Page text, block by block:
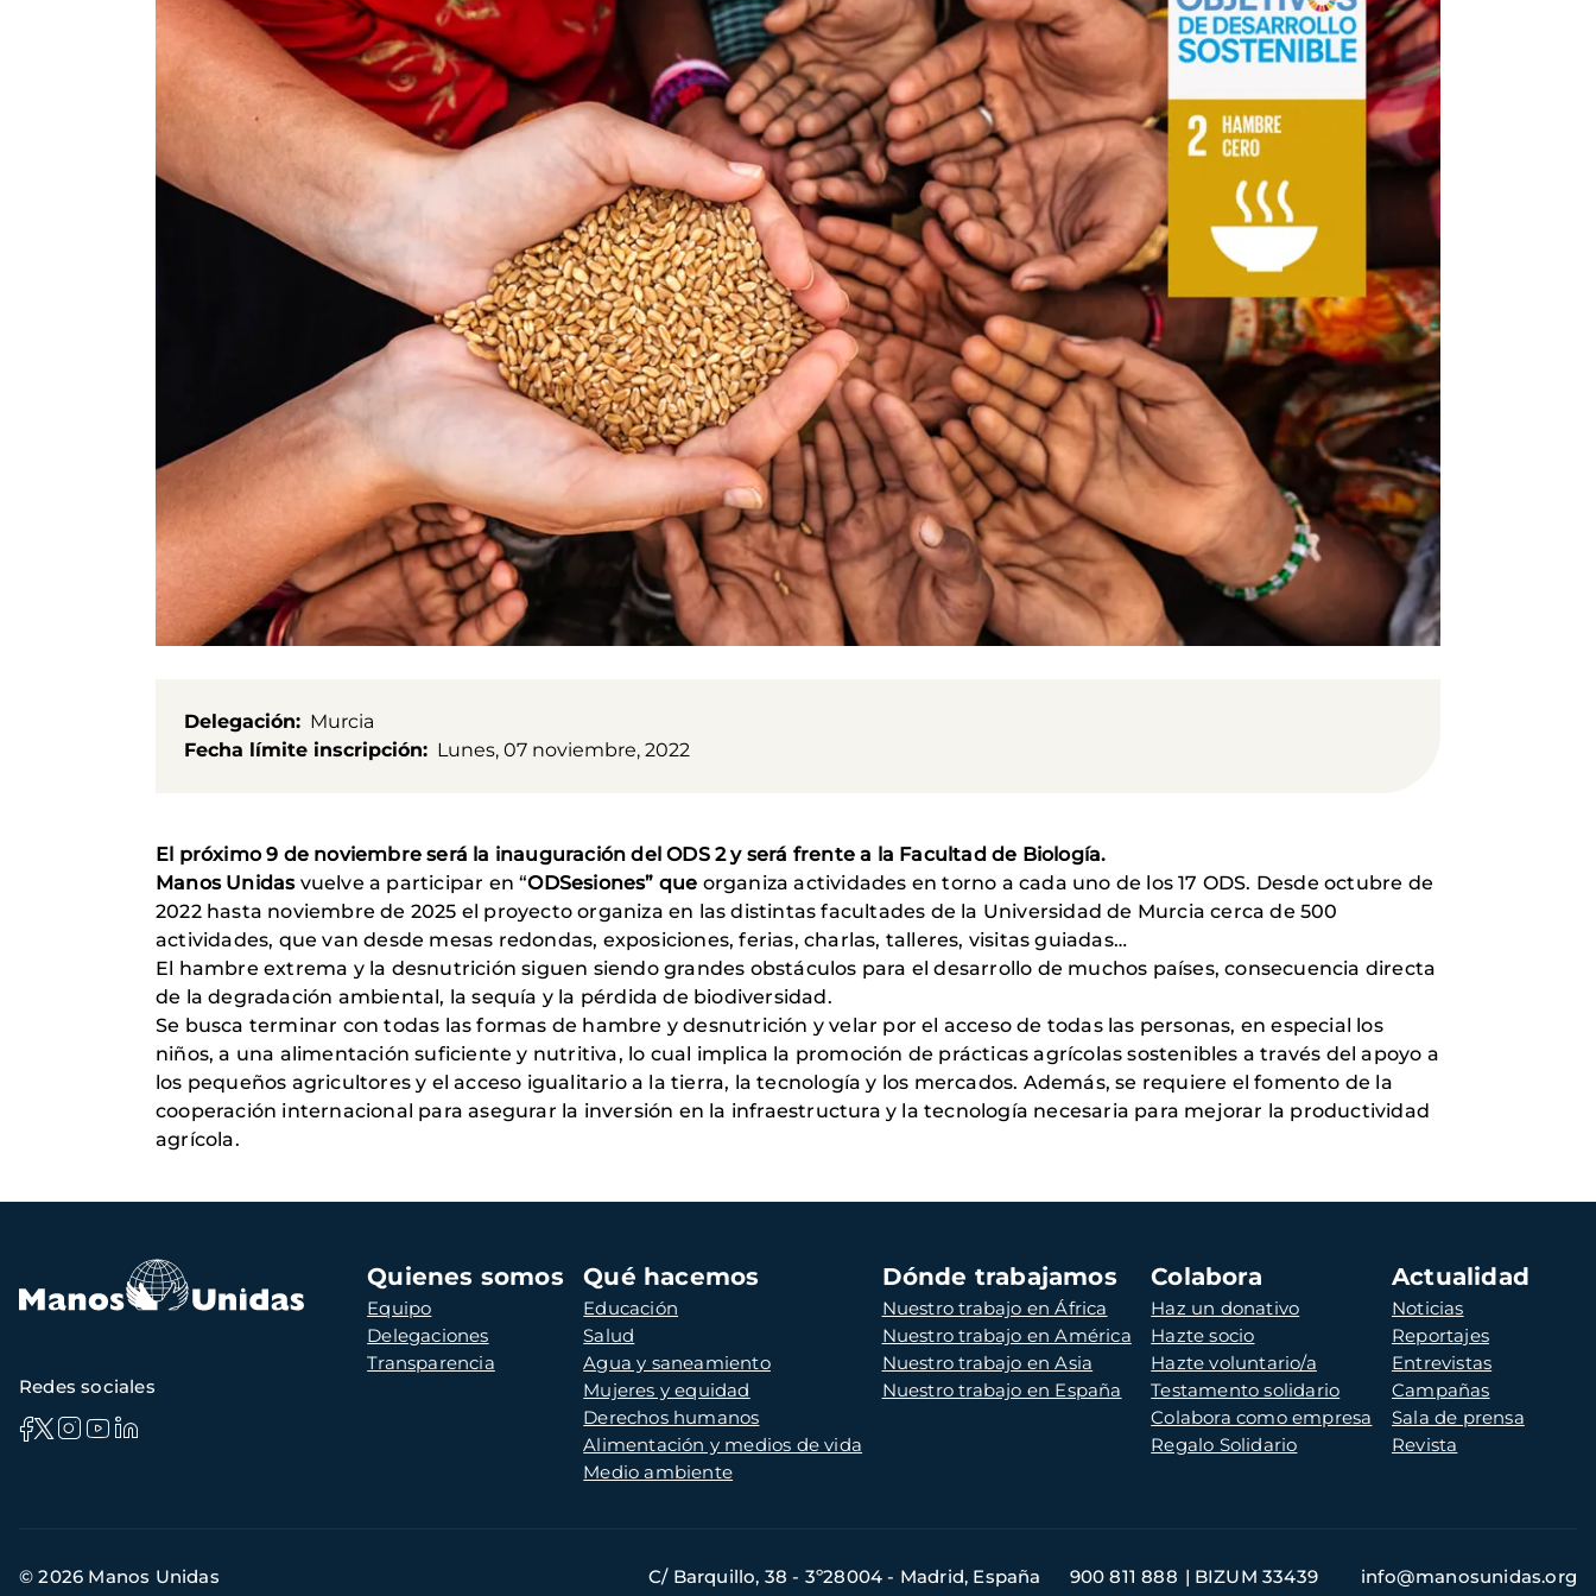
Delegación
Murcia
Fecha límite inscripción
Lunes, 07 noviembre, 2022
El próximo 9 de noviembre será la inauguración del ODS 2 y será frente a la Facultad de Biología.
Manos Unidasvuelve a participar en “ODSesiones” que organiza actividades en torno a cada uno de los 17 ODS. Desde octubre de
2022 hasta noviembre de 2025 el proyecto organiza en las distintas facultades de la Universidad de Murcia cerca de 500
actividades, que van desde mesas redondas, exposiciones, ferias, charlas, talleres, visitas guiadas…
El hambre extrema y la desnutrición siguen siendo grandes obstáculos para el desarrollo de muchos países, consecuencia directa
de la degradación ambiental, la sequía y la pérdida de biodiversidad.
Se busca terminar con todas las formas de hambre y desnutrición y velar por el acceso de todas las personas, en especial los
niños, a una alimentación suficiente y nutritiva, lo cual implica la promoción de prácticas agrícolas sostenibles a través del apoyo a
los pequeños agricultores y el acceso igualitario a la tierra, la tecnología y los mercados. Además, se requiere el fomento de la
cooperación internacional para asegurar la inversión en la infraestructura y la tecnología necesaria para mejorar la productividad
agrícola.
Navegación
principal
Quienes somos
Equipo
Delegaciones
Transparencia
Qué hacemos
Educación
Salud
Agua y saneamiento
Mujeres y equidad
Derechos humanos
Alimentación y medios de vida
Medio ambiente
Dónde trabajamos
Nuestro trabajo en África
Nuestro trabajo en América
Nuestro trabajo en Asia
Nuestro trabajo en España
Colabora
Haz un donativo
Hazte socio
Hazte voluntario/a
Testamento solidario
Colabora como empresa
Regalo Solidario
Actualidad
Noticias
Reportajes
Entrevistas
Campañas
Sala de prensa
Revista
Redes sociales
de
© 2026 Manos Unidas C/ Barquillo, 38 - 3º28004 - Madrid, España 900 811 888 BIZUM 33439 info@manosunidas.org